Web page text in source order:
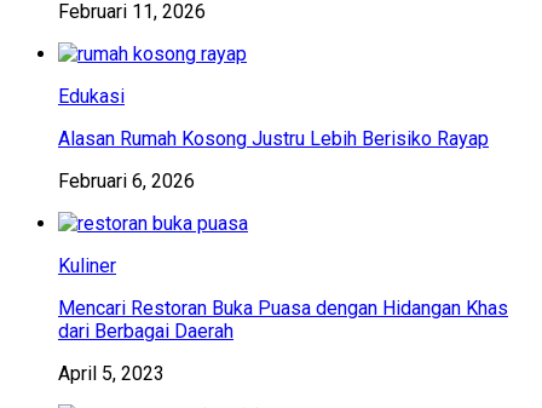
Februari 11, 2026
Edukasi
Alasan Rumah Kosong Justru Lebih Berisiko Rayap
Februari 6, 2026
Kuliner
Mencari Restoran Buka Puasa dengan Hidangan Khas
dari Berbagai Daerah
April 5, 2023